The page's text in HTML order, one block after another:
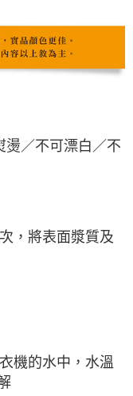
燙／不可漂白／不
，將表面漿質及
機的水中，水溫